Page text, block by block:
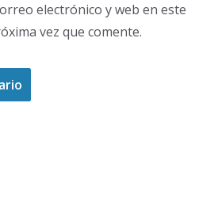
electrónico y web en este
vez que comente.